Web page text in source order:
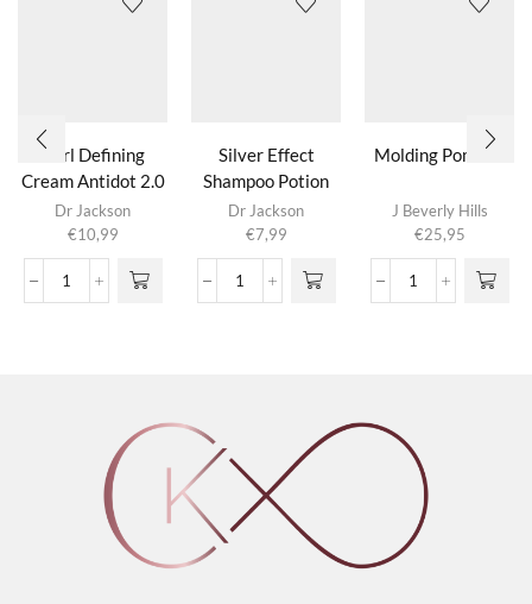
Curl Defining
Cream Antidot 2.0
Dr Jackson
€10,99
Curl
Silver Effect
Shampoo Potion
4.0
Dr Jackson
€7,99
Silver
Molding Pomade
J Beverly Hills
€25,95
Molding